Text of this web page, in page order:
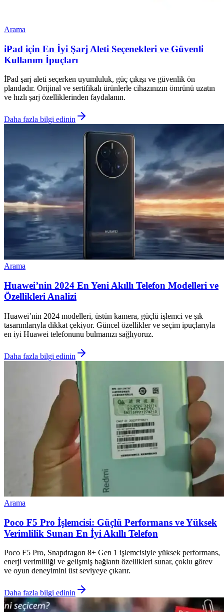
Arama
iPad için En İyi Şarj Aleti Seçenekleri ve Güvenli
Kullanım İpuçları
İPad şarj aleti seçerken uyumluluk, güç çıkışı ve güvenlik ön
plandadır. Orijinal ve sertifikalı ürünlerle cihazınızın ömrünü uzatın
ve hızlı şarj özelliklerinden faydalanın.
Daha fazla bilgi edinin
Arama
Huawei’nin 2024 En Yeni Akıllı Telefon Modelleri ve
Özellikleri Analizi
Huawei’nin 2024 modelleri, üstün kamera, güçlü işlemci ve şık
tasarımlarıyla dikkat çekiyor. Güncel özellikler ve seçim ipuçlarıyla
en iyi Huawei telefonunu bulmanızı sağlıyoruz.
Daha fazla bilgi edinin
Arama
Poco F5 Pro İşlemcisi: Güçlü Performans ve Yüksek
Verimlilik Sunan En İyi Akıllı Telefon
Poco F5 Pro, Snapdragon 8+ Gen 1 işlemcisiyle yüksek performans,
enerji verimliliği ve gelişmiş bağlantı özellikleri sunar, çoklu görev
ve oyun deneyimini üst seviyeye çıkarır.
Daha fazla bilgi edinin